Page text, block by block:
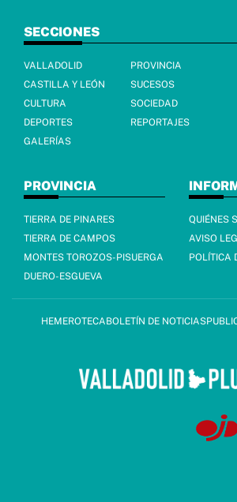
SECCIONES
VALLADOLID
PROVINCIA
CASTILLA Y LEÓN
SUCESOS
CULTURA
SOCIEDAD
DEPORTES
REPORTAJES
GALERÍAS
PROVINCIA
TIERRA DE PINARES
TIERRA DE CAMPOS
MONTES TOROZOS-PISUERGA
DUERO-ESGUEVA
QUIÉNES
AVISO
POLÍTICA
HEMEROTECABOLETÍN DE NOTICIAS